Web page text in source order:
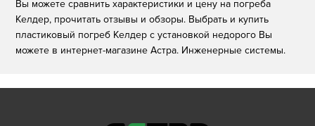
Вы можете сравнить характеристики и цену на погреба
Келдер, прочитать отзывы и обзоры. Выбрать и купить
пластиковый погреб Келдер с установкой недорого Вы
можете в интернет-магазине Астра. Инженерные системы.